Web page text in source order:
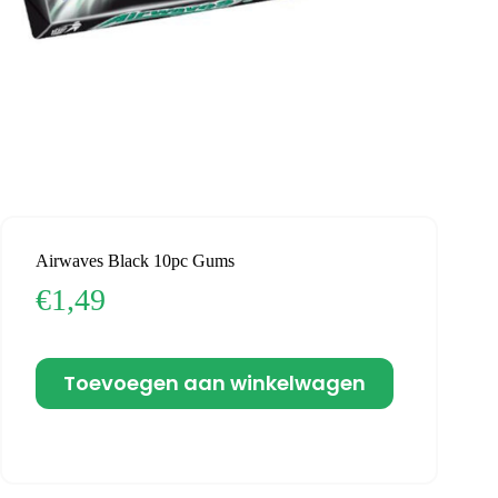
Airwaves Black 10pc Gums
€1,49
Toevoegen aan winkelwagen